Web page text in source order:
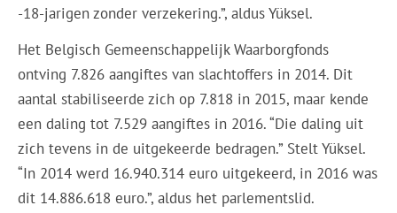
-18-jarigen zonder verzekering.”, aldus Yüksel.
Het Belgisch Gemeenschappelijk Waarborgfonds
ontving 7.826 aangiftes van slachtoffers in 2014. Dit
aantal stabiliseerde zich op 7.818 in 2015, maar kende
een daling tot 7.529 aangiftes in 2016. “Die daling uit
zich tevens in de uitgekeerde bedragen.” Stelt Yüksel.
“In 2014 werd 16.940.314 euro uitgekeerd, in 2016 was
dit 14.886.618 euro.”, aldus het parlementslid.